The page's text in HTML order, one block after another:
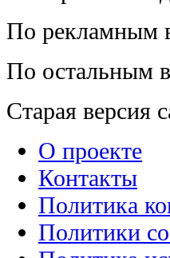
По рекламным
По остальным
Старая версия
О проекте
Контакты
Политика
Политики